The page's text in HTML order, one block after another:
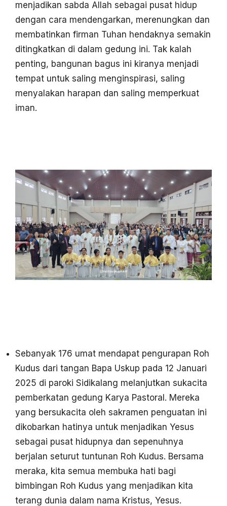
menjadikan sabda Allah sebagai pusat hidup
dengan cara mendengarkan, merenungkan dan
membatinkan firman Tuhan hendaknya semakin
ditingkatkan di dalam gedung ini. Tak kalah
penting, bangunan bagus ini kiranya menjadi
tempat untuk saling menginspirasi, saling
menyalakan harapan dan saling memperkuat
iman.
Sebanyak 176 umat mendapat pengurapan Roh
Kudus dari tangan Bapa Uskup pada 12 Januari
2025 di paroki Sidikalang melanjutkan sukacita
pemberkatan gedung Karya Pastoral. Mereka
yang bersukacita oleh sakramen penguatan ini
dikobarkan hatinya untuk menjadikan Yesus
sebagai pusat hidupnya dan sepenuhnya
berjalan seturut tuntunan Roh Kudus. Bersama
meraka, kita semua membuka hati bagi
bimbingan Roh Kudus yang menjadikan kita
terang dunia dalam nama Kristus, Yesus.